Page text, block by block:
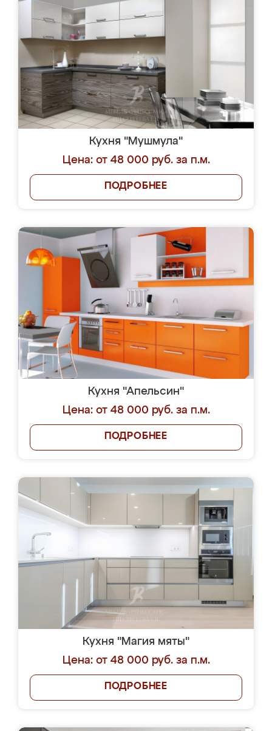
Кухня "Мушмула"
Цена: от 48 000 руб. за п.м.
ПОДРОБНЕЕ
Кухня "Апельсин"
Цена: от 48 000 руб. за п.м.
ПОДРОБНЕЕ
Кухня "Магия мяты"
Цена: от 48 000 руб. за п.м.
ПОДРОБНЕЕ